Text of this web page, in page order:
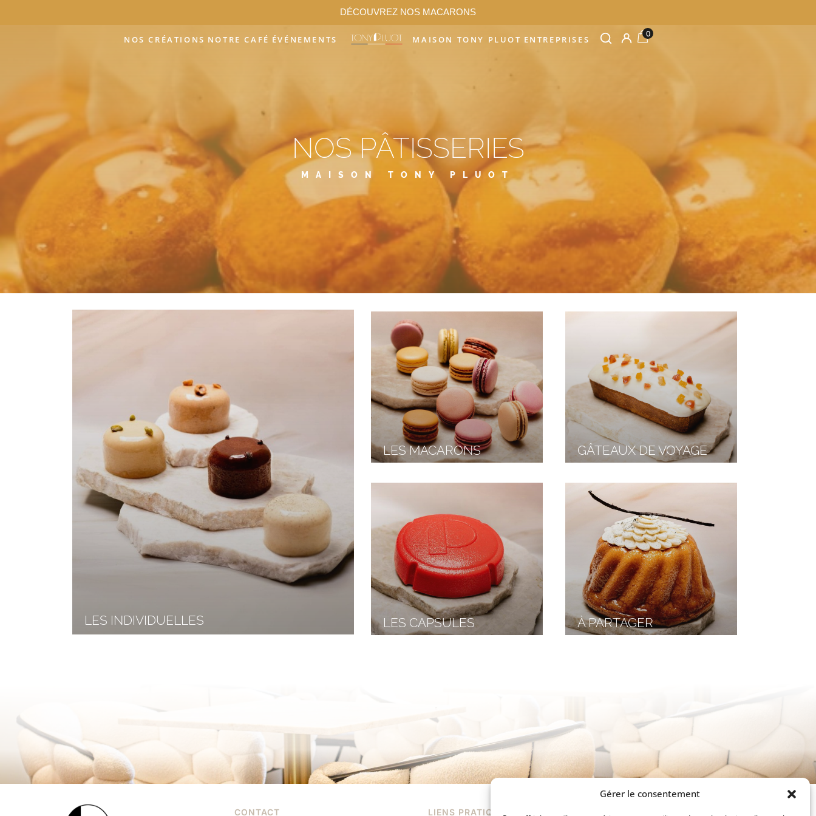
DÉCOUVREZ NOS MACARONS
Gérer le consentement
NOS CRÉATIONS NOTRE CAFÉ ÉVÉNEMENTS MAISON TONY PLUOT ENTREPRISES
0
NOS PÂTISSERIES
MAISON TONY PLUOT
LES INDIVIDUELLES
LES MACARONS GÂTEAUX DE VOYAGE
LES CAPSULES À PARTAGER
CONTACT LIENS PRATIQUES